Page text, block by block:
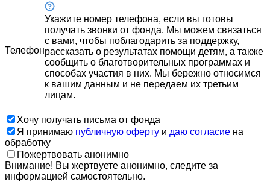
Телефон
Укажите номер телефона, если вы готовы
получать звонки от фонда. Мы можем связаться
с вами, чтобы поблагодарить за поддержку,
рассказать о результатах помощи детям, а также
сообщить о благотворительных программах и
способах участия в них. Мы бережно относимся
к вашим данным и не передаем их третьим
лицам.
Хочу получать письма от фонда
Я принимаю публичную оферту и даю согласие на
обработку
Пожертвовать анонимно
Внимание! Вы жертвуете анонимно, следите за
информацией самостоятельно.